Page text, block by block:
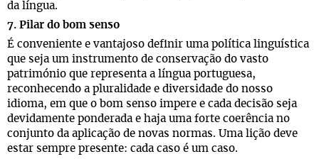
da língua.
7. Pilar do bom senso
É conveniente e vantajoso definir uma política linguística
que seja um instrumento de conservação do vasto
património que representa a língua portuguesa,
reconhecendo a pluralidade e diversidade do nosso
idioma, em que o bom senso impere e cada decisão seja
devidamente ponderada e haja uma forte coerência no
conjunto da aplicação de novas normas. Uma lição deve
estar sempre presente: cada caso é um caso.